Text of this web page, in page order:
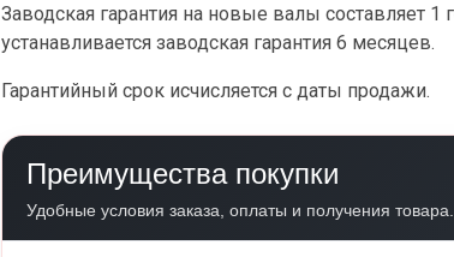
Заводская гарантия на новые валы составляет
устанавливается заводская гарантия 6 месяцев.
Гарантийный срок исчисляется с даты продажи.
Преимущества покупки
Удобные условия заказа, оплаты и получения товара.